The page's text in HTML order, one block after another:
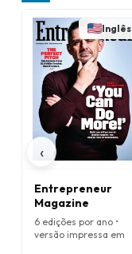
‹
Inglês
Entrepreneur
Magazine
6 edições por ano •
versão impressa em